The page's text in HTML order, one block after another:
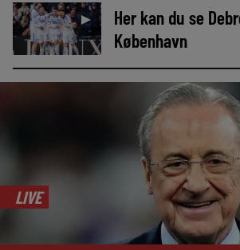
►
Her kan du se
København
LIVE